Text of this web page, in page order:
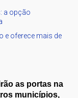
a opção
e oferece mais de
as portas na
municípios,